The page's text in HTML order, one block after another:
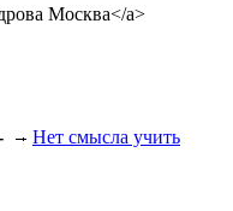
Москва</a>
Нет смысла учить